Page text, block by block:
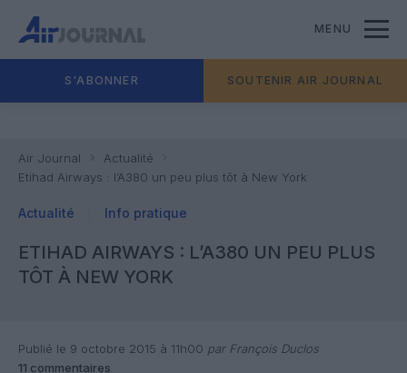
MENU
S'ABONNER SOUTENIR AIR JOURNAL
Air Journal
Actualité
Etihad Airways : l’A380 un peu plus tôt à New York
Actualité Info pratique
ETIHAD AIRWAYS : L’A380 UN PEU PLUS
TÔT À NEW YORK
Publié le 9 octobre 2015 à 11h00 par François Duclos
11 commentaires